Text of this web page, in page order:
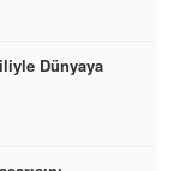
Dünyaya